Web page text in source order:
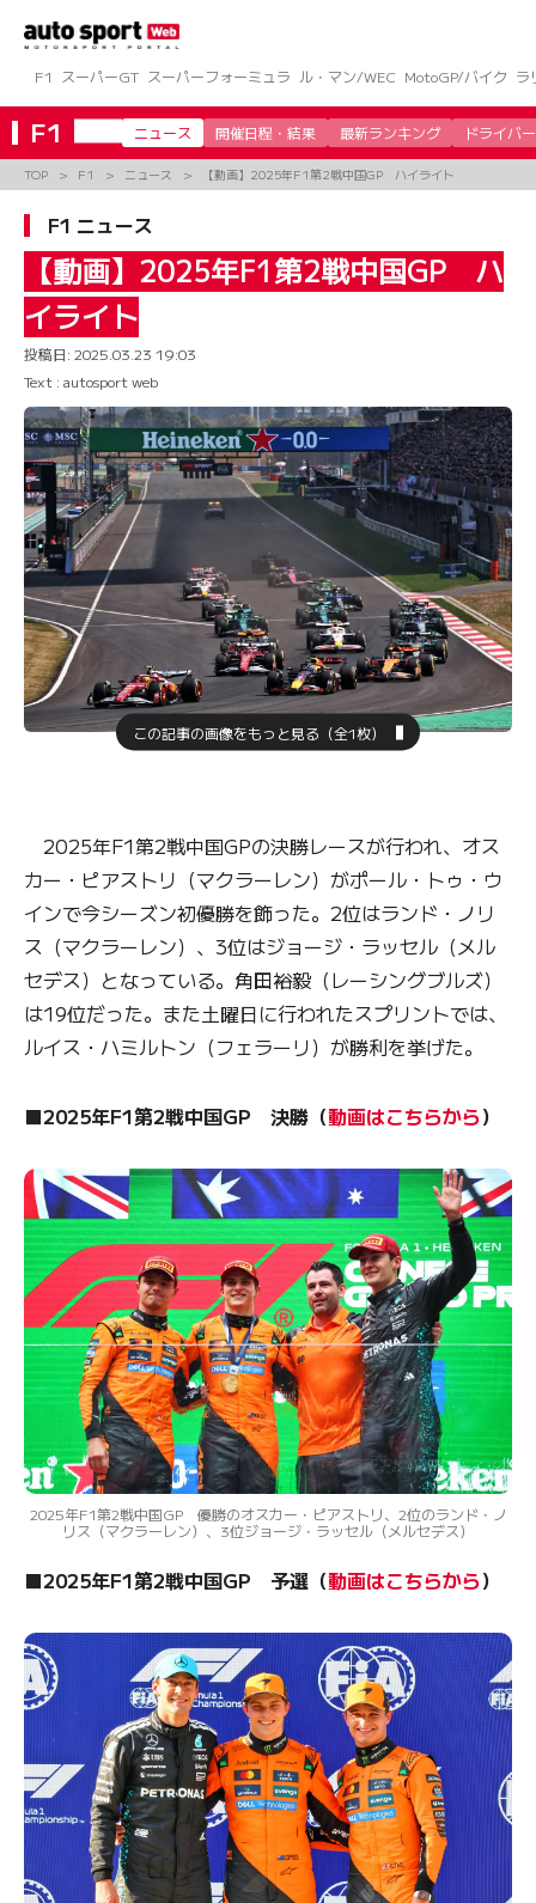
ツ
へ
ス
キ
ッ
F1 スーパーGT スーパーフォーミュラ ル・マン/WEC MotoGP/バイク ラ
F1 ニュース 開催日程・結果 最新ランキング ドライバー
TOP F1 ニュース 【動画】2025年F1第2戦中国GP ハイライト
F1 ニュース
【動画】2025年F1第2戦中国GP ハ
イライト
投稿日: 2025.03.23 19:03
Text : autosport web
この記事の画像をもっと見る（全1枚）
2025年F1第2戦中国GPの決勝レースが行われ、オス
カー・ピアストリ（マクラーレン）がポール・トゥ・ウ
インで今シーズン初優勝を飾った。2位はランド・ノリ
ス（マクラーレン）、3位はジョージ・ラッセル（メル
セデス）となっている。角田裕毅（レーシングブルズ）
は19位だった。また土曜日に行われたスプリントでは、
ルイス・ハミルトン（フェラーリ）が勝利を挙げた。
■2025年F1第2戦中国GP 決勝（動画はこちらから）
2025年F1第2戦中国GP 優勝のオスカー・ピアストリ、2位のランド・ノ
リス（マクラーレン）、3位ジョージ・ラッセル（メルセデス）
■2025年F1第2戦中国GP 予選（動画はこちらから）